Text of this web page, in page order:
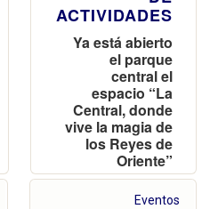
ACTIVIDADES
Ya está abierto
el parque
central el
espacio “La
Central, donde
vive la magia de
los Reyes de
Oriente”
Eventos